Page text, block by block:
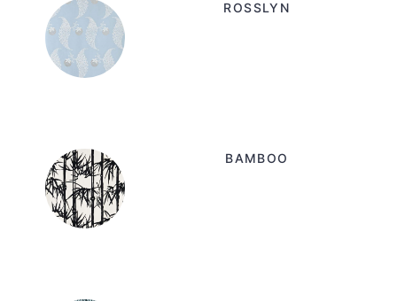
ROSSLYN
BAMBOO